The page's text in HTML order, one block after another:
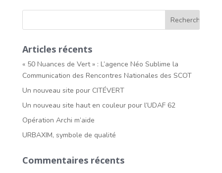
Articles récents
« 50 Nuances de Vert » : L’agence Néo Sublime la
Communication des Rencontres Nationales des SCOT
Un nouveau site pour CITÉVERT
Un nouveau site haut en couleur pour l’UDAF 62
Opération Archi m’aide
URBAXIM, symbole de qualité
Commentaires récents